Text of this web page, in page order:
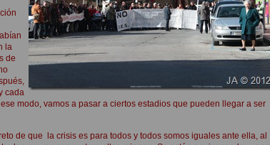
la
de
cada
modo, vamos a pasar a ciertos estadios que pueden llegar a ser
de que la crisis es para todos y todos somos iguales ante ella, al